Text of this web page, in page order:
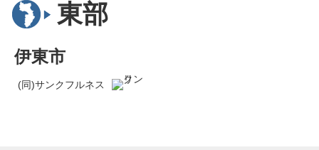
東部
伊東市
(同)サンクフルネス